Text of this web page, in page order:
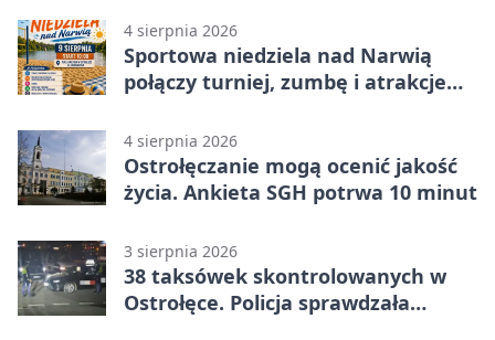
4 sierpnia 2026
Sportowa niedziela nad Narwią
połączy turniej, zumbę i atrakcje
4 sierpnia 2026
Ostrołęczanie mogą ocenić jakość
życia. Ankieta SGH potrwa 10 minut
3 sierpnia 2026
38 taksówek skontrolowanych w
Ostrołęce. Policja sprawdzała